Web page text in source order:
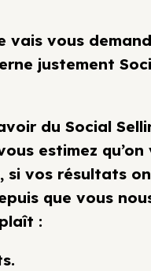
vais vous
justement
du Social
estimez qu’on
si vos résultats
que vous
: